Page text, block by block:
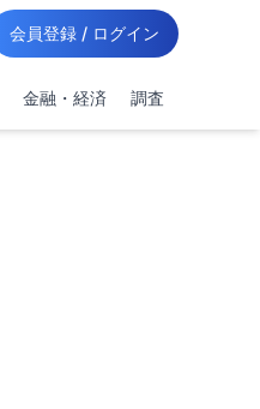
会員登録 / ログイン
金融・経済 調査